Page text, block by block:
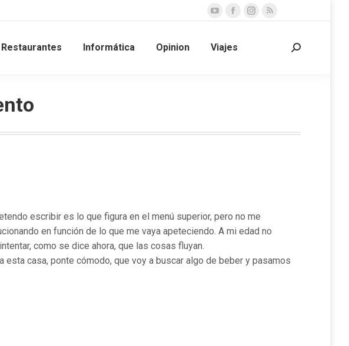
YouTube
opens
Facebook
opens
Instagram
Rss
opens
Restaurantes Informática Opinion Viajes Buscar:
escribir es lo que figura en el menú superior, pero no me
en función de lo que me vaya apeteciendo. A mi edad no
como se dice ahora, que las cosas fluyan.
casa, ponte cómodo, que voy a buscar algo de beber y pasamos